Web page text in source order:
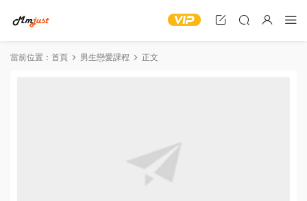
當前位置： 首頁 男生戀愛課程 正文